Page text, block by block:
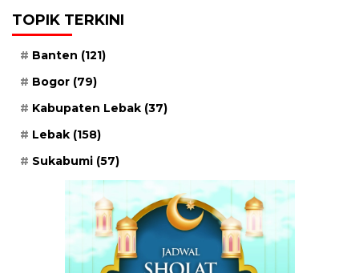
TOPIK TERKINI
Banten (121)
Bogor (79)
Kabupaten Lebak (37)
Lebak (158)
Sukabumi (57)